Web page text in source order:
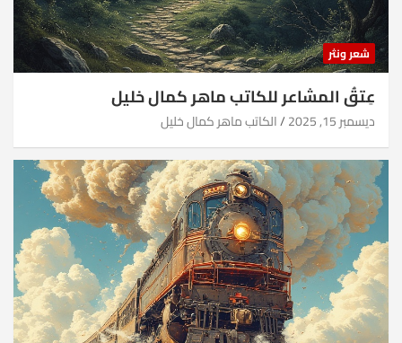
شعر ونثر
عِتقُ المشاعر للكاتب ماهر كمال خليل
ديسمبر 15, 2025 الكاتب ماهر كمال خليل